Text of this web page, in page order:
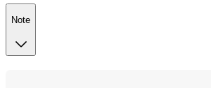
Note